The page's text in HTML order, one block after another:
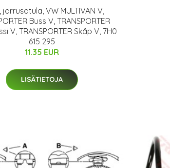
jarrusatula, VW MULTIVAN V,
Buss V, TRANSPORTER
V, TRANSPORTER Skåp V, 7H0
615 295
11.35 EUR
LISÄTIETOJA